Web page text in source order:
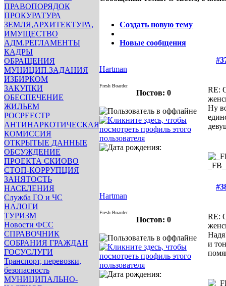
ПРАВОПОРЯДОК
ПРОКУРАТУРА
ЗЕМЛЯ,АРХИТЕКТУРА,
ИМУЩЕСТВО
АДМ.РЕГЛАМЕНТЫ
КАДРЫ
ОБРАЩЕНИЯ
МУНИЦИП.ЗАДАНИЯ
ИЗБИРКОМ
ЗАКУПКИ
ОБЕСПЕЧЕНИЕ
ЖИЛЬЕМ
РОСРЕЕСТР
АНТИНАРКОТИЧЕСКАЯ
КОМИССИЯ
ОТКРЫТЫЕ ДАННЫЕ
ОБСУЖДЕНИЕ
ПРОЕКТА СКИОВО
СТОП-КОРРУПЦИЯ
ЗАНЯТОСТЬ
НАСЕЛЕНИЯ
Служба ГО и ЧС
НАЛОГИ
ТУРИЗМ
Новости ФСС
СПРАВОЧНИК
СОБРАНИЯ ГРАЖДАН
ГОСУСЛУГИ
Транспорт, перевозки,
безопасность
МУНИЦИПАЛЬНО-
Создать новую тему
Новые сообщения
Hartman
Fresh Boarder
Постов: 0
RE:
Ну
Hartman
Fresh Boarder
Постов: 0
RE:
и